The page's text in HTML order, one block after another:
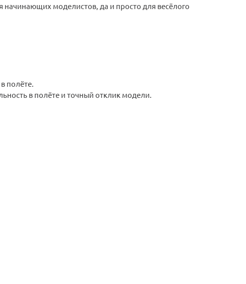
моделистов, да и просто для весёлого
полёте.
в полёте и точный отклик модели.